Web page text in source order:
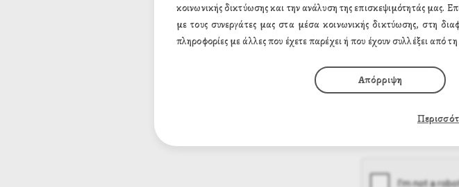
Συμφωνώ με τουςόρους
κοινωνικής δικτύωσης και την ανάλυση της επισκεψιμότητάς μας.
με τους συνεργάτες μας στα μέσα κοινωνικής δικτύωσης, στη
πληροφορίες με άλλες που έχετε παρέχει ή που έχουν συλλέξει από
Απόρριψη